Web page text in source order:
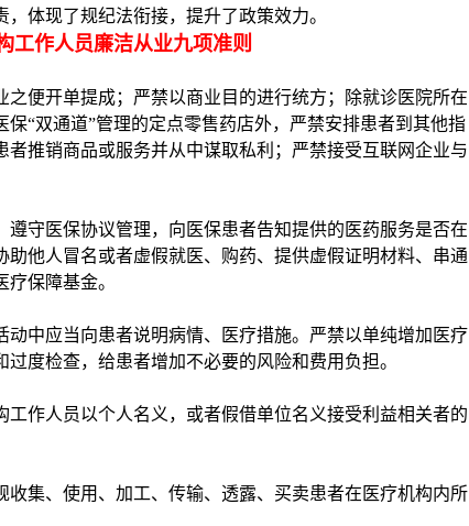
体现了规纪法衔接，提升了政策效力。
工作人员廉洁从业九项准则
之便开单提成；严禁以商业目的进行统方；除就诊医院所在
保“双通道”管理的定点零售药店外，严禁安排患者到其他指
者推销商品或服务并从中谋取私利；严禁接受互联网企业与
遵守医保协议管理，向医保患者告知提供的医药服务是否在
助他人冒名或者虚假就医、购药、提供虚假证明材料、串通
保障基金。
动中应当向患者说明病情、医疗措施。严禁以单纯增加医疗
度检查，给患者增加不必要的风险和费用负担。
工作人员以个人名义，或者假借单位名义接受利益相关者的
收集、使用、加工、传输、透露、买卖患者在医疗机构内所